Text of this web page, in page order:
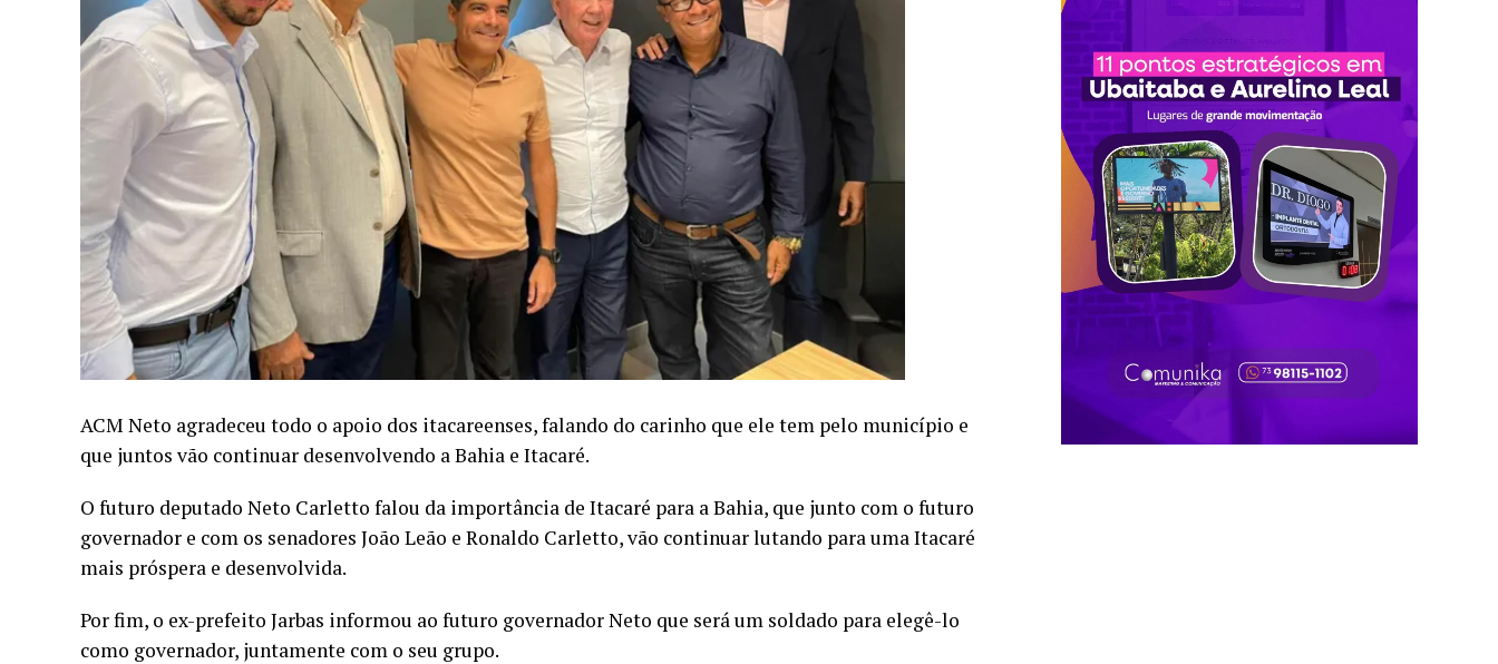
ACM Neto agradeceu todo o apoio dos itacareenses, falando do carinho que ele tem pelo município e
que juntos vão continuar desenvolvendo a Bahia e Itacaré.
O futuro deputado Neto Carletto falou da importância de Itacaré para a Bahia, que junto com o futuro
governador e com os senadores João Leão e Ronaldo Carletto, vão continuar lutando para uma Itacaré
mais próspera e desenvolvida.
Por fim, o ex-prefeito Jarbas informou ao futuro governador Neto que será um soldado para elegê-lo
como governador, juntamente com o seu grupo.